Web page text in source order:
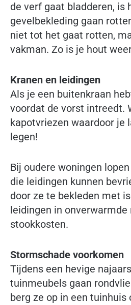
de verf gaat bladderen, is
gevelbekleding gaan
niet tot het gaat rotten,
vakman. Zo is je hout
Kranen en leidingen
Als je een buitenkraan
voordat de vorst intreedt.
kapotvriezen waardoor je
legen!
Bij oudere woningen
die leidingen kunnen
door ze te bekleden met
leidingen in
stookkosten.
Stormschade voorkomen
Tijdens een hevige
tuinmeubels gaan
berg ze op in een